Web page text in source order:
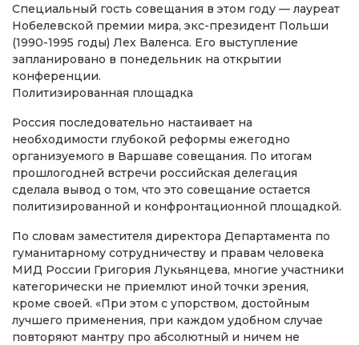
Специальный гость совещания в этом году — лауреат
Нобелевской премии мира, экс-президент Польши
(1990-1995 годы) Лех Валенса. Его выступление
запланировано в понедельник на открытии
конференции.
Политизированная площадка
Россия последовательно настаивает на
необходимости глубокой реформы ежегодно
организуемого в Варшаве совещания. По итогам
прошлогодней встречи российская делегация
сделала вывод о том, что это совещание остается
политизированной и конфронтационной площадкой.
По словам заместителя директора Департамента по
гуманитарному сотрудничеству и правам человека
МИД России Григория Лукьянцева, многие участники
категорически не приемлют иной точки зрения,
кроме своей. «При этом с упорством, достойным
лучшего применения, при каждом удобном случае
повторяют мантру про абсолютный и ничем не